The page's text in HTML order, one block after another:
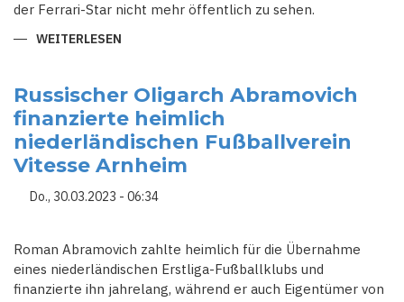
der Ferrari-Star nicht mehr öffentlich zu sehen.
WEITERLESEN
SCHUMACHER
PLANT
RECHTLICHE
SCHRITTE
WEGEN
KI-
'INTERVIEWS'
Russischer Oligarch Abramovich
finanzierte heimlich
niederländischen Fußballverein
Vitesse Arnheim
Do., 30.03.2023 - 06:34
Roman Abramovich zahlte heimlich für die Übernahme
eines niederländischen Erstliga-Fußballklubs und
finanzierte ihn jahrelang, während er auch Eigentümer von